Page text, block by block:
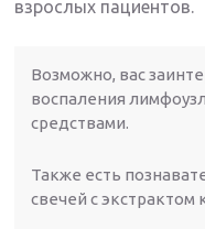
взрослых пациентов.
Возможно, вас
воспаления
средствами.
Также есть
свечей с экстрактом